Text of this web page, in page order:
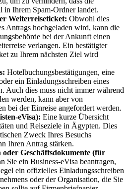
in Ihrem Spam-Ordner landet.
Weiterreiseticket: Obwohl dies
Antrags hochgeladen wird, kann die
bei der Ankunft einen
verlangen. Ein bestätigter
zu Ihrem nächsten Ziel wird
Hotelbuchungsbestätigungen, eine
ein Einladungsschreiben eines
Auch dies muss nicht immer während
werden, kann aber von
bei der Einreise angefordert werden.
eVisa): Eine kurze Übersicht
und Reiseziele in Ägypten. Dies
Zweck Ihres Besuchs
Ihren Antrag stärken.
Geschäftsdokumente (für
Sie ein Business-eVisa beantragen,
ein offizielles Einladungsschreiben
oder der Organisation, die Sie